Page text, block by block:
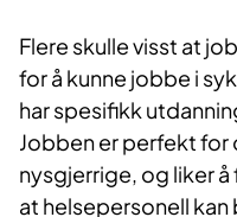
Flere skulle visst at
for å kunne jobbe i
har spesifikk
Jobben er perfekt for
nysgjerrige, og liker å
at helsepersonell kan